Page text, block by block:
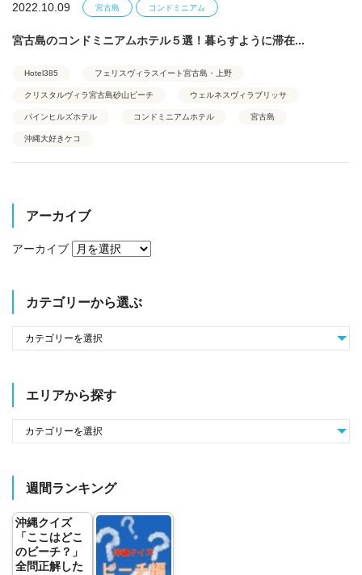
2022.10.09 宮古島 コンドミニアム
宮古島のコンドミニアムホテル５選！暮らすように滞在...
Hotel385 フェリスヴィラスイート宮古島・上野
クリスタルヴィラ宮古島砂山ビーチ ウェルネスヴィラブリッサ
パインヒルズホテル コンドミニアムホテル 宮古島
沖縄大好きケコ
アーカイブ
アーカイブ
カテゴリーから選ぶ
エリアから探す
週間ランキング
沖縄クイズ
「ここはどこ
のビーチ？」
全問正解した